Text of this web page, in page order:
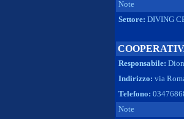
Note
Settore: DIVING
Responsabile:
Indirizzo: via
Telefono:
Note